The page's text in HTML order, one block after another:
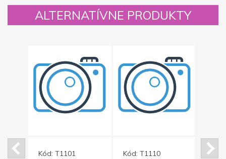
ALTERNATÍVNE PRODUKTY
Kód: T1101
Kód: T1110
Kód: